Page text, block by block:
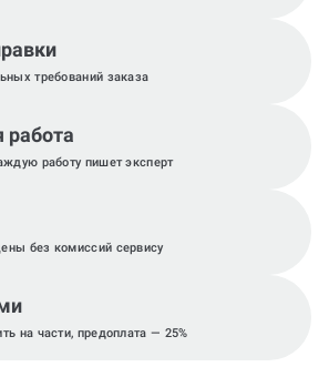
требований заказа
работа
работу пишет эксперт
без комиссий сервису
на части, предоплата — 25%